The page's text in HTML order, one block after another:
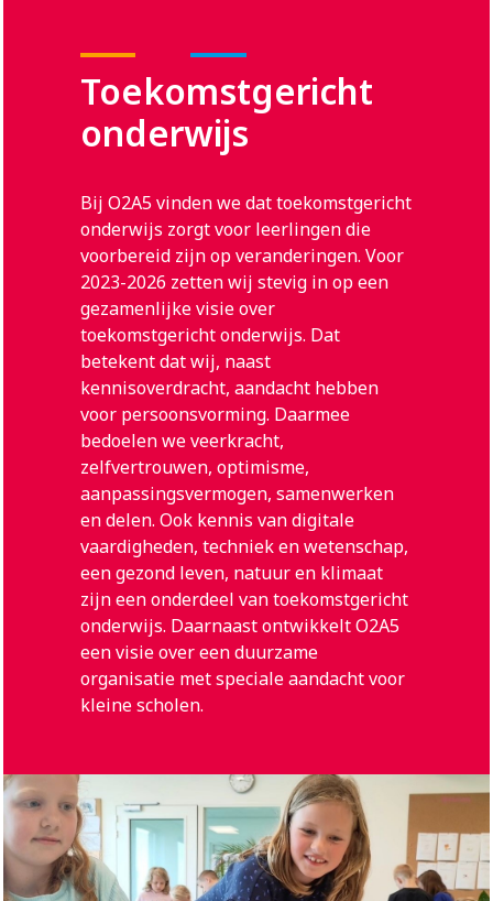
Toekomstgericht
onderwijs
Bij O2A5 vinden we dat toekomstgericht
onderwijs zorgt voor leerlingen die
voorbereid zijn op veranderingen. Voor
2023-2026 zetten wij stevig in op een
gezamenlijke visie over
toekomstgericht onderwijs. Dat
betekent dat wij, naast
kennisoverdracht, aandacht hebben
voor persoonsvorming. Daarmee
bedoelen we veerkracht,
zelfvertrouwen, optimisme,
aanpassingsvermogen, samenwerken
en delen. Ook kennis van digitale
vaardigheden, techniek en wetenschap,
een gezond leven, natuur en klimaat
zijn een onderdeel van toekomstgericht
onderwijs. Daarnaast ontwikkelt O2A5
een visie over een duurzame
organisatie met speciale aandacht voor
kleine scholen.